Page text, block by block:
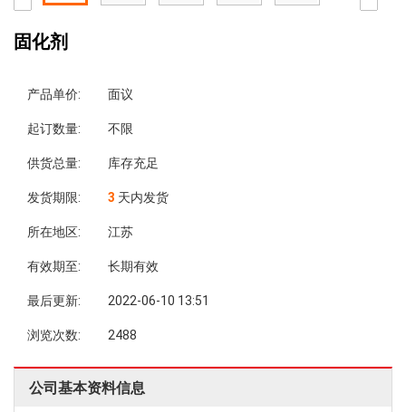
固化剂
产品单价: 面议
起订数量: 不限
供货总量: 库存充足
发货期限: 3 天内发货
所在地区: 江苏
有效期至: 长期有效
最后更新: 2022-06-10 13:51
浏览次数: 2488
公司基本资料信息